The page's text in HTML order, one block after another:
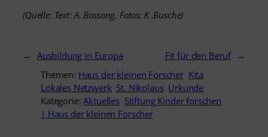
(Quelle: Text: A. Bossong, Fotos: K .Busche)
← Ausbildung in Europa Fit für den Beruf →
Themen: Haus der kleinen Forscher Kita
Lokales Netzwerk St. Nikolaus Urkunde
Kategorie:Aktuelles Stiftung Kinder forschen
| Haus der kleinen Forscher